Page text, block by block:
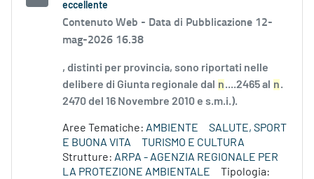
eccellente
Contenuto Web - Data di Pubblicazione 12-
mag-2026 16.38
, distinti per provincia, sono riportati nelle
delibere di Giunta regionale dal n....2465 al n.
2470 del 16 Novembre 2010 e s.m.i.).
Aree Tematiche: AMBIENTE
SALUTE, SPORT
E BUONA VITA
TURISMO E CULTURA
Strutture: ARPA - AGENZIA REGIONALE PER
LA PROTEZIONE AMBIENTALE
Tipologia: